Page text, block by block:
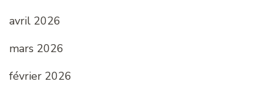
avril 2026
mars 2026
février 2026